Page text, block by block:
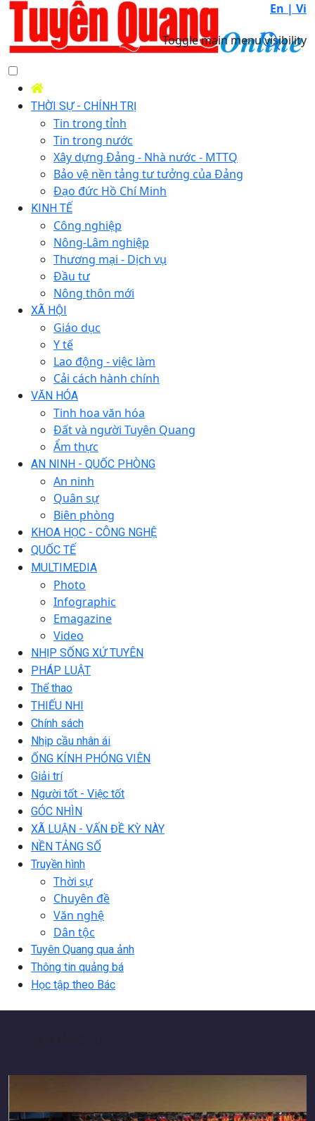
En | Vi
Toggle main menu visibility
THỜI SỰ - CHÍNH TRỊ
Tin trong tỉnh
Tin trong nước
Xây dựng Đảng - Nhà nước - MTTQ
Bảo vệ nền tảng tư tưởng của Đảng
Đạo đức Hồ Chí Minh
KINH TẾ
Công nghiệp
Nông-Lâm nghiệp
Thương mại - Dịch vụ
Đầu tư
Nông thôn mới
XÃ HỘI
Giáo dục
Y tế
Lao động - việc làm
Cải cách hành chính
VĂN HÓA
Tinh hoa văn hóa
Đất và người Tuyên Quang
Ẩm thực
AN NINH - QUỐC PHÒNG
An ninh
Quân sự
Biên phòng
KHOA HỌC - CÔNG NGHỆ
QUỐC TẾ
MULTIMEDIA
Photo
Infographic
Emagazine
Video
NHỊP SỐNG XỨ TUYÊN
PHÁP LUẬT
Thể thao
THIẾU NHI
Chính sách
Nhịp cầu nhân ái
ỐNG KÍNH PHÓNG VIÊN
Giải trí
Người tốt - Việc tốt
GÓC NHÌN
XÃ LUẬN - VẤN ĐỀ KỲ NÀY
NỀN TẢNG SỐ
Truyền hình
Thời sự
Chuyên đề
Văn nghệ
Dân tộc
Tuyên Quang qua ảnh
Thông tin quảng bá
Học tập theo Bác